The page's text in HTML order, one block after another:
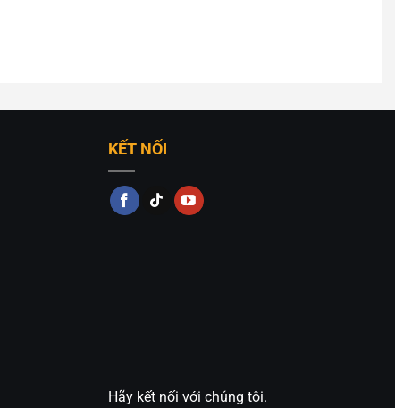
KẾT NỐI
Hãy kết nối với chúng tôi.